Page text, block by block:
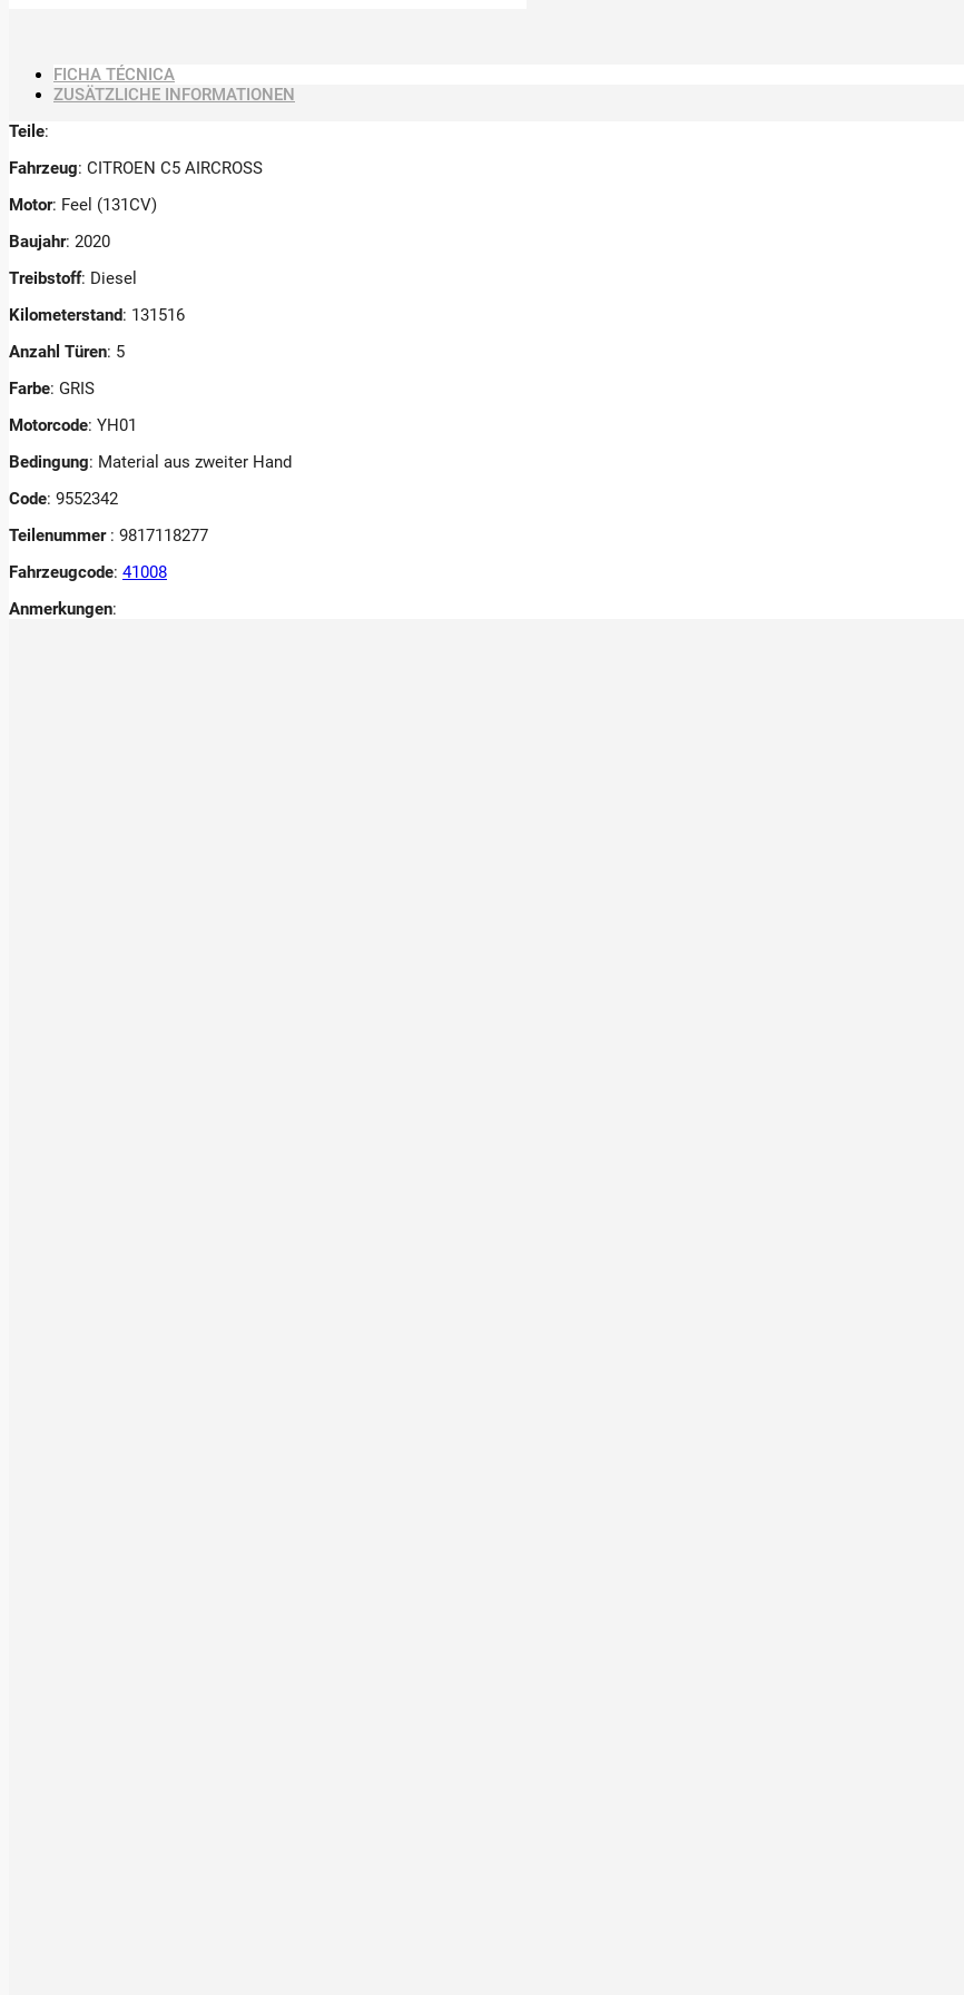
FICHA TÉCNICA
ZUSÄTZLICHE INFORMATIONEN
Teile:
Fahrzeug: CITROEN C5 AIRCROSS
Motor: Feel (131CV)
Baujahr: 2020
Treibstoff: Diesel
Kilometerstand: 131516
Anzahl Türen: 5
Farbe: GRIS
Motorcode: YH01
Bedingung: Material aus zweiter Hand
Code: 9552342
Teilenummer : 9817118277
Fahrzeugcode: 41008
Anmerkungen: